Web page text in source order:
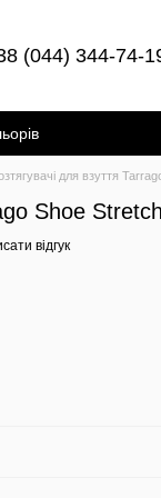
(044) 344-74-
для взуття
Shoe
відгук